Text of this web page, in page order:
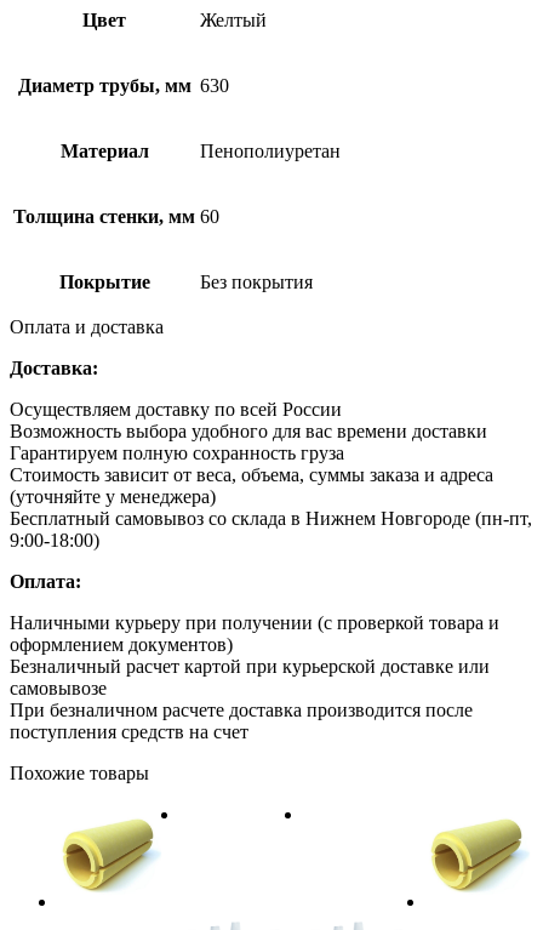
Цвет Желтый
Диаметр трубы, мм 630
Материал Пенополиуретан
Толщина стенки, мм 60
Покрытие Без покрытия
Оплата и доставка
Доставка:
Осуществляем доставку по всей России
Возможность выбора удобного для вас времени доставки
Гарантируем полную сохранность груза
Стоимость зависит от веса, объема, суммы заказа и адреса
(уточняйте у менеджера)
Бесплатный самовывоз со склада в Нижнем Новгороде (пн-пт,
9:00-18:00)
Оплата:
Наличными курьеру при получении (с проверкой товара и
оформлением документов)
Безналичный расчет картой при курьерской доставке или
самовывозе
При безналичном расчете доставка производится после
поступления средств на счет
Похожие товары